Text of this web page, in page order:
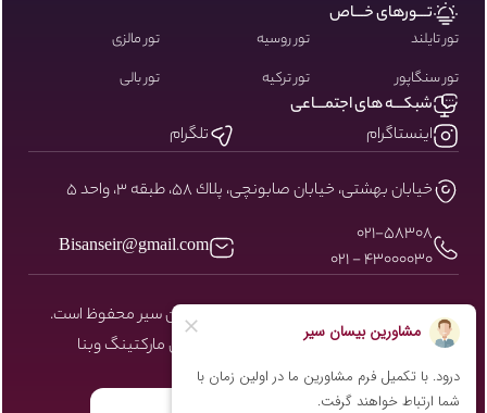
تـــورهای خـــاص
تور تایلند تور روسیه
تور مالزی
تور سنگاپور
تور ترکیه تور بالی
شبکـــه های اجتمـــاعی
اینستاگرام
تلگرام
خيابان بهشتى، خيابان صابونچى، پلاك ٥٨، طبقه ٣، واحد ٥
۰۲۱-58308
43000030 - 021
Bisanseir@gmail.com
کلیه حقوق مادی و معنوی سایت نزد بیسان سیر محفوظ است.
طراحی و توسعه توسط شرکت دیجیتال مارکتینگوبنا